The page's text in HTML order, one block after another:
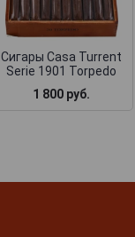
Сигары Casa Turrent
Serie 1901 Torpedo
1 800 руб.